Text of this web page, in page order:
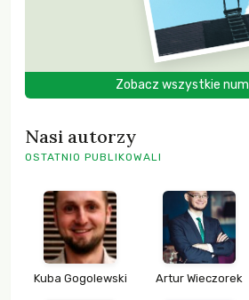
Zobacz wszystkie
Nasi autorzy
OSTATNIO PUBLIKOWALI
Kuba Gogolewski Artur Wieczorek